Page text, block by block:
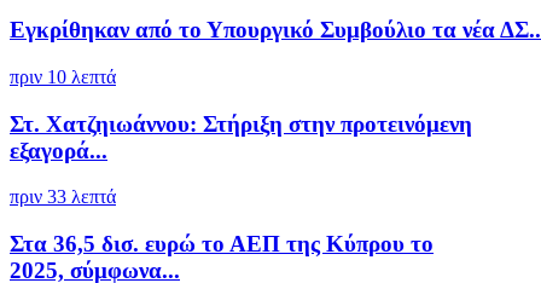
Εγκρίθηκαν από το Υπουργικό Συμβούλιο τα νέα
πριν 10 λεπτά
Στ. Χατζηιωάννου: Στήριξη στην προτεινόμενη
εξαγορά...
πριν 33 λεπτά
Στα 36,5 δισ. ευρώ το ΑΕΠ της Κύπρου το
2025, σύμφωνα...